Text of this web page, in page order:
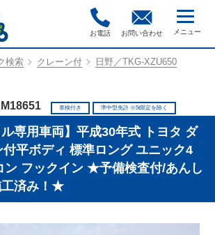
お電話 お問い合わせ
検索 クレーン付 日野／TKG-XZU650
車検付き 準中型免許 ※5t限定を除く
ル専用車両】平成30年式 トヨタ ダ
平ボディ 標準ロング ユニック4
ン フックイン ★予備検査付/あんし
工済み！★